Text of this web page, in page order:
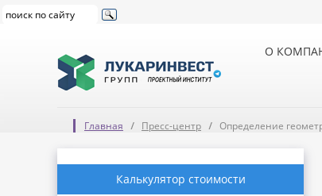
О
Главная Пресс-центр Определение
Калькулятор стоимости